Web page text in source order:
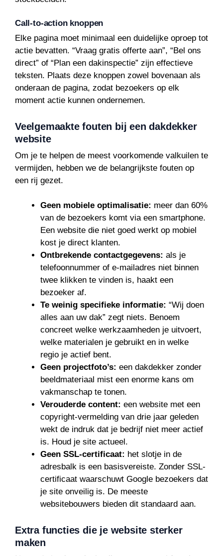
Call-to-action knoppen
Elke pagina moet minimaal een duidelijke oproep tot
actie bevatten. “Vraag gratis offerte aan”, “Bel ons
direct” of “Plan een dakinspectie” zijn effectieve
teksten. Plaats deze knoppen zowel bovenaan als
onderaan de pagina, zodat bezoekers op elk
moment actie kunnen ondernemen.
Veelgemaakte fouten bij een dakdekker
website
Om je te helpen de meest voorkomende valkuilen te
vermijden, hebben we de belangrijkste fouten op
een rij gezet.
Geen mobiele optimalisatie: meer dan 60%
van de bezoekers komt via een smartphone.
Een website die niet goed werkt op mobiel
kost je direct klanten.
Ontbrekende contactgegevens: als je
telefoonnummer of e-mailadres niet binnen
twee klikken te vinden is, haakt een
bezoeker af.
Te weinig specifieke informatie: “Wij doen
alles aan uw dak” zegt niets. Benoem
concreet welke werkzaamheden je uitvoert,
welke materialen je gebruikt en in welke
regio je actief bent.
Geen projectfoto’s: een dakdekker zonder
beeldmateriaal mist een enorme kans om
vakmanschap te tonen.
Verouderde content: een website met een
copyright-vermelding van drie jaar geleden
wekt de indruk dat je bedrijf niet meer actief
is. Houd je site actueel.
Geen SSL-certificaat: het slotje in de
adresbalk is een basisvereiste. Zonder SSL-
certificaat waarschuwt Google bezoekers dat
je site onveilig is. De meeste
websitebouwers bieden dit standaard aan.
Extra functies die je website sterker
maken